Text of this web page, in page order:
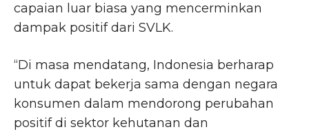
capaian luar biasa yang mencerminkan
dampak positif dari SVLK.
“Di masa mendatang, Indonesia berharap
untuk dapat bekerja sama dengan negara
konsumen dalam mendorong perubahan
positif di sektor kehutanan dan